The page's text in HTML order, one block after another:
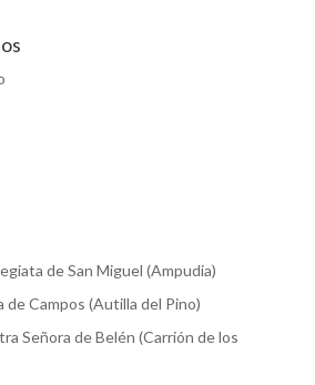
de San Miguel (Ampudia)
de Campos (Autilla del Pino)
Señora de Belén (Carrión de los